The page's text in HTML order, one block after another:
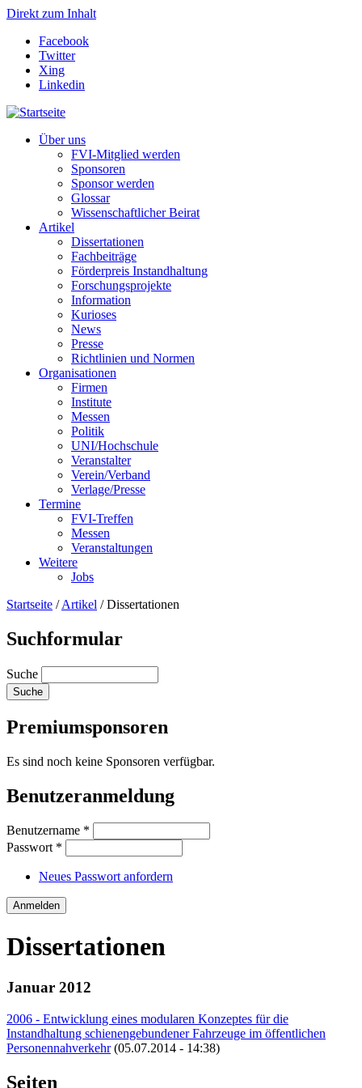
Direkt zum Inhalt
Facebook
Twitter
Xing
Linkedin
Über uns
FVI-Mitglied werden
Sponsoren
Sponsor werden
Glossar
Wissenschaftlicher Beirat
Artikel
Dissertationen
Fachbeiträge
Förderpreis Instandhaltung
Forschungsprojekte
Information
Kurioses
News
Presse
Richtlinien und Normen
Organisationen
Firmen
Institute
Messen
Politik
UNI/Hochschule
Veranstalter
Verein/Verband
Verlage/Presse
Termine
FVI-Treffen
Messen
Veranstaltungen
Weitere
Jobs
Startseite /Artikel /Dissertationen
Suchformular
Suche
Premiumsponsoren
Es sind noch keine Sponsoren verfügbar.
Benutzeranmeldung
Benutzername *
Passwort *
Neues Passwort anfordern
Dissertationen
Januar 2012
2006 - Entwicklung eines modularen Konzeptes für die
Instandhaltung schienengebundener Fahrzeuge im öffentlichen
Personennahverkehr (05.07.2014 - 14:38)
Seiten